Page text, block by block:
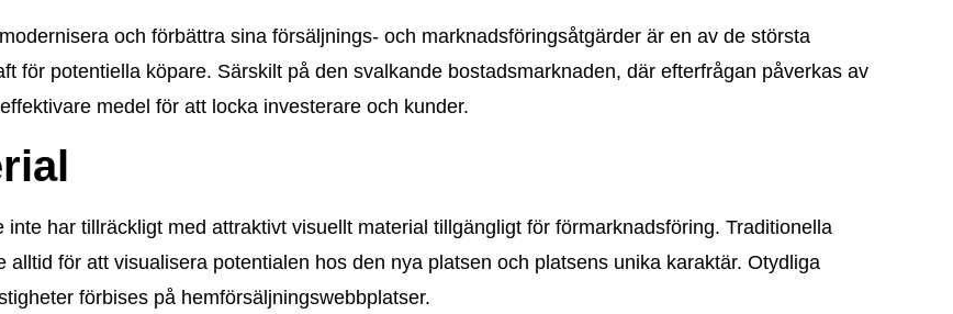
och förbättra sina försäljnings- och marknadsföringsåtgärder är en av de största
för potentiella köpare. Särskilt på den svalkande bostadsmarknaden, där efterfrågan påverkas av
medel för att locka investerare och kunder.
har tillräckligt med attraktivt visuellt material tillgängligt för förmarknadsföring. Traditionella
för att visualisera potentialen hos den nya platsen och platsens unika karaktär. Otydliga
förbises på hemförsäljningswebbplatser.